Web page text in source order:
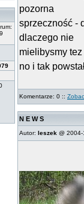
pozorna
sprzeczność -
dlaczego nie
mielibysmy
no i tak
Komentarze: 0 ::
N E W S
Autor: leszek @